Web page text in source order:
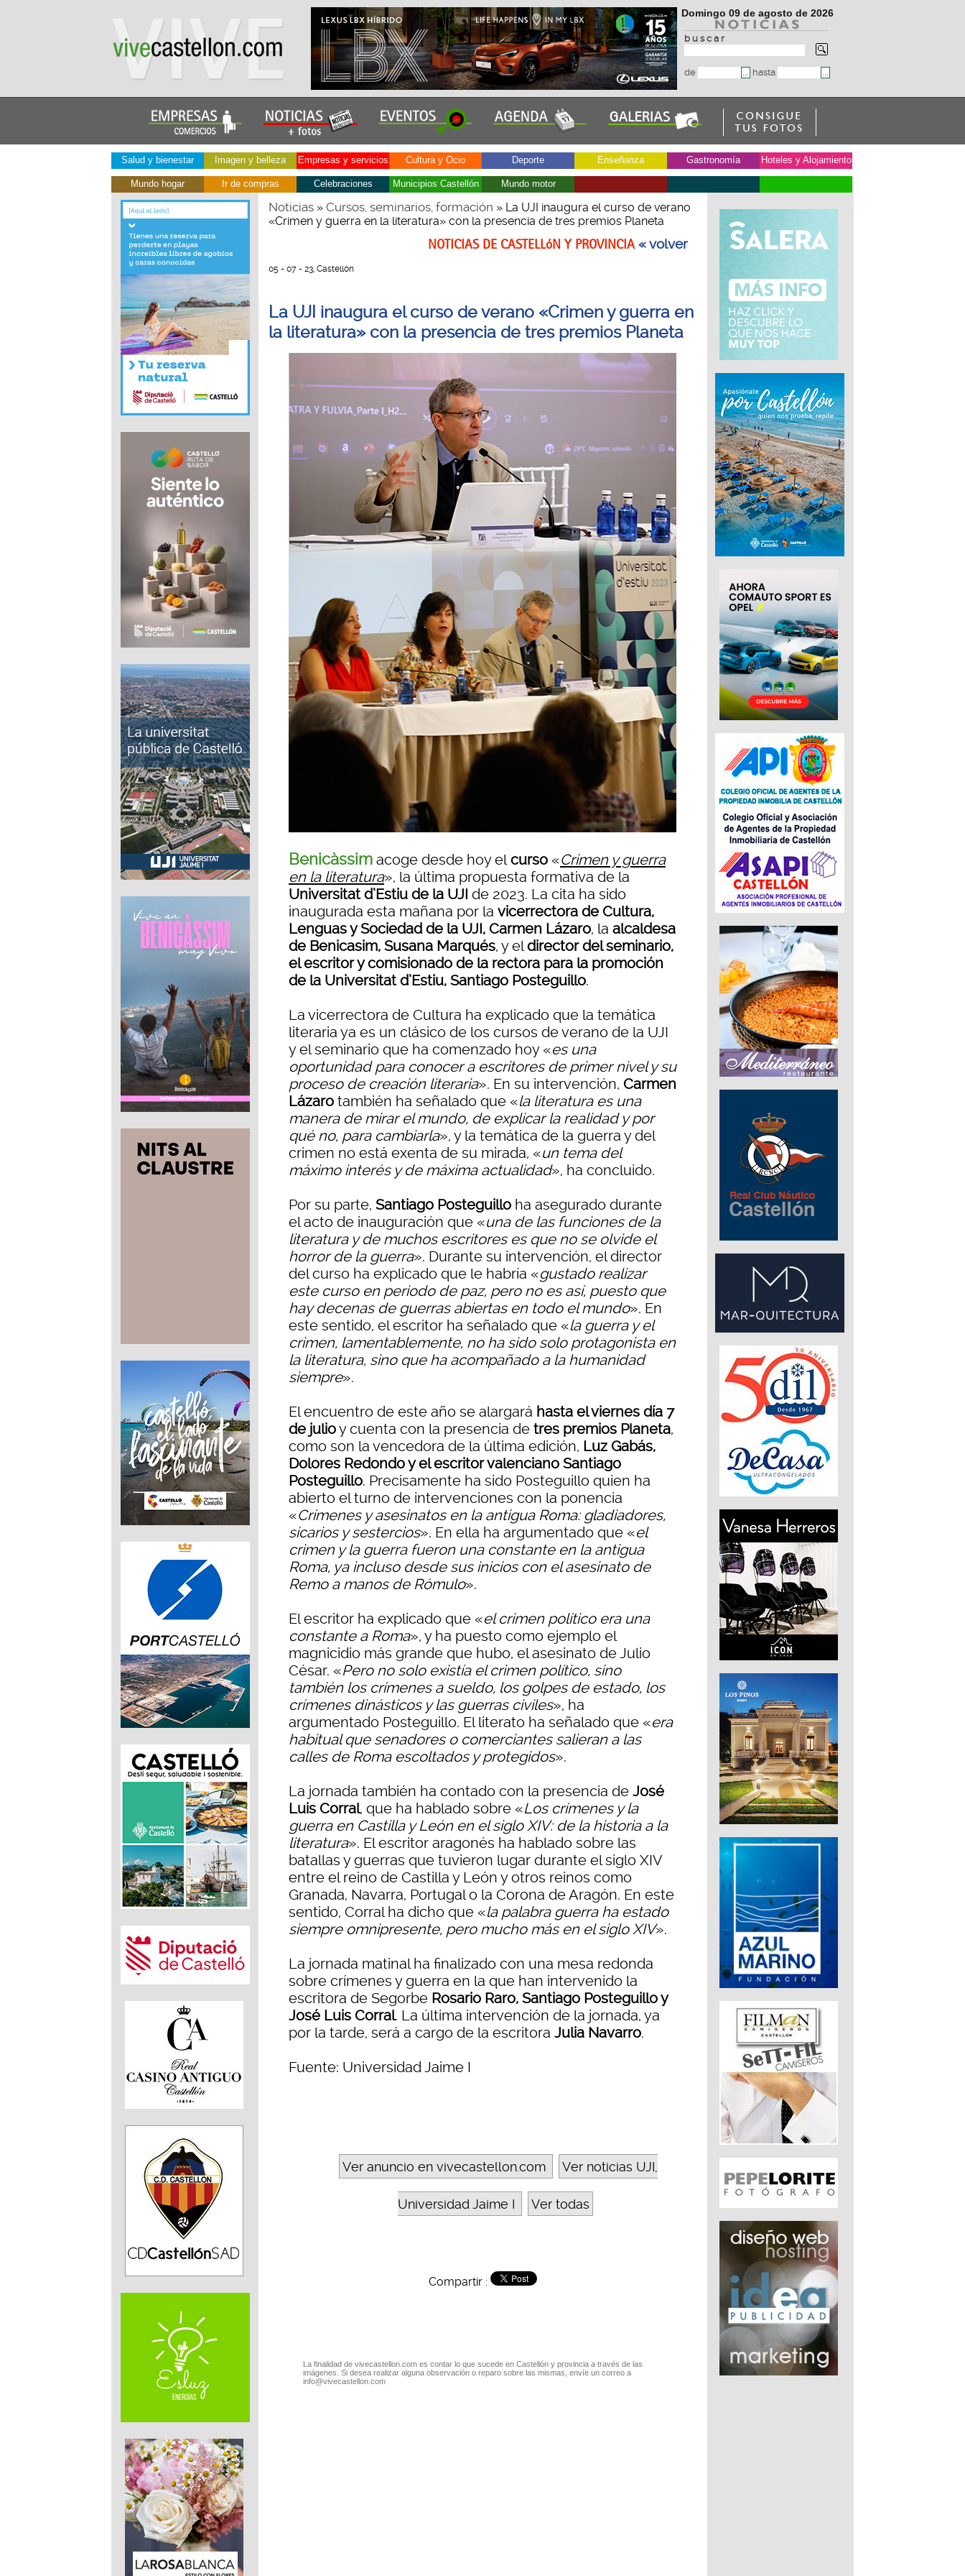
Domingo 09 de agosto de 2026
b u s c a r
de hasta
Salud y bienestar Imagen y belleza Empresas y servicios Cultura y Ocio Deporte Enseñanza Gastronomía Hoteles y Alojamiento
Mundo hogar Ir de compras Celebraciones Municipios Castellón Mundo motor
Noticias» Cursos, seminarios, formación » La UJI inaugura el curso de verano
«Crimen y guerra en la literatura» con la presencia de tres premios Planeta
NOTICIAS DE CASTELLóN Y PROVINCIA« volver
05 - 07 - 23, Castellón
La UJI inaugura el curso de verano «Crimen y guerra en
la literatura» con la presencia de tres premios Planeta
Benicàssim acoge desde hoy elcurso «Crimen y guerra
en la literatura», la última propuesta formativa de la
Universitat d’Estiu de la UJI de 2023. La cita ha sido
inaugurada esta mañana por la vicerrectora de Cultura,
Lenguas y Sociedad de la UJI, Carmen Lázaro, la alcaldesa
de Benicasim, Susana Marqués, y eldirector del seminario,
el escritor y comisionado de la rectora para la promoción
de la Universitat d’Estiu, Santiago Posteguillo.
La vicerrectora de Cultura ha explicado que la temática
literaria ya es un clásico de los cursos de verano de la UJI
y el seminario que ha comenzado hoy «es una
oportunidad para conocer a escritores de primer nivel y su
proceso de creación literaria». En su intervención, Carmen
Lázaro también ha señalado que «la literatura es una
manera de mirar el mundo, de explicar la realidad y por
qué no, para cambiarla», y la temática de la guerra y del
crimen no está exenta de su mirada, «un tema del
máximo interés y de máxima actualidad», ha concluido.
Por su parte, Santiago Posteguillo ha asegurado durante
el acto de inauguración que «una de las funciones de la
literatura y de muchos escritores es que no se olvide el
horror de la guerra». Durante su intervención, el director
del curso ha explicado que le habría «gustado realizar
este curso en periodo de paz, pero no es así, puesto que
hay decenas de guerras abiertas en todo el mundo». En
este sentido, el escritor ha señalado que «la guerra y el
crimen, lamentablemente, no ha sido solo protagonista en
la literatura, sino que ha acompañado a la humanidad
siempre».
El encuentro de este año se alargará hasta el viernes día 7
de julioy cuenta con la presencia de tres premios Planeta,
como son la vencedora de la última edición, Luz Gabás,
Dolores Redondo y el escritor valenciano Santiago
Posteguillo. Precisamente ha sido Posteguillo quien ha
abierto el turno de intervenciones con la ponencia
«Crímenes y asesinatos en la antigua Roma: gladiadores,
sicarios y sestercios». En ella ha argumentado que «el
crimen y la guerra fueron una constante en la antigua
Roma, ya incluso desde sus inicios con el asesinato de
Remo a manos de Rómulo».
El escritor ha explicado que «el crimen político era una
constante a Roma», y ha puesto como ejemplo el
magnicidio más grande que hubo, el asesinato de Julio
César. «Pero no solo existía el crimen político, sino
también los crímenes a sueldo, los golpes de estado, los
crímenes dinásticos y las guerras civiles», ha
argumentado Posteguillo. El literato ha señalado que «era
habitual que senadores o comerciantes salieran a las
calles de Roma escoltados y protegidos».
La jornada también ha contado con la presencia de José
Luis Corral, que ha hablado sobre «Los crímenes y la
guerra en Castilla y León en el siglo XIV: de la historia a la
literatura». El escritor aragonés ha hablado sobre las
batallas y guerras que tuvieron lugar durante el siglo XIV
entre el reino de Castilla y León y otros reinos como
Granada, Navarra, Portugal o la Corona de Aragón. En este
sentido, Corral ha dicho que «la palabra guerra ha estado
siempre omnipresente, pero mucho más en el siglo XIV».
La jornada matinal ha finalizado con una mesa redonda
sobre crímenes y guerra en la que han intervenido la
escritora de Segorbe Rosario Raro, Santiago Posteguillo y
José Luis Corral. La última intervención de la jornada, ya
por la tarde, será a cargo de la escritora Julia Navarro.
Fuente: Universidad Jaime I
Ver anuncio en vivecastellon.com Ver noticias UJI,
Universidad Jaime I Ver todas
Compartir :
La finalidad de vivecastellon.com es contar lo que sucede en Castellón y provincia a través de las
imágenes. Si desea realizar alguna observación o reparo sobre las mismas, envíe un correo a
info@vivecastellon.com